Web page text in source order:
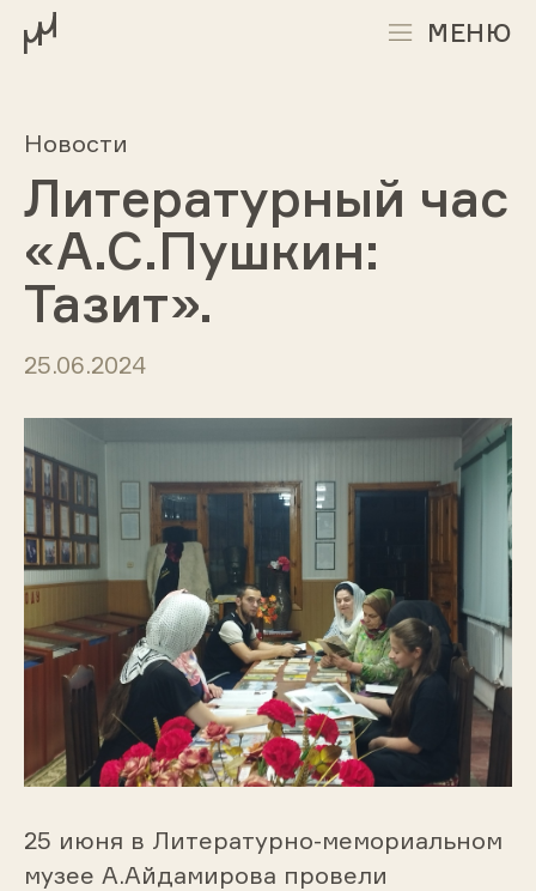
МЕНЮ
Новости
Литературный час
«А.С.Пушкин:
Тазит».
25.06.2024
25 июня в Литературно-мемориальном
музее А.Айдамирова провели